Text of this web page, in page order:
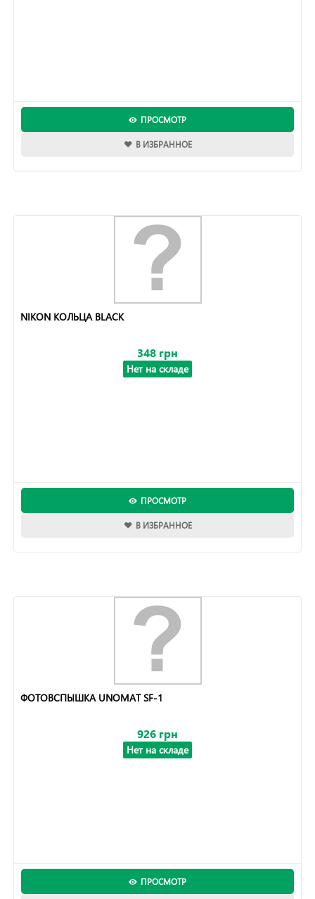
ПРОСМОТР
В ИЗБРАННОЕ
NIKON КОЛЬЦА BLACK
348 грн
Нет на складе
ПРОСМОТР
В ИЗБРАННОЕ
ФОТОВСПЫШКА UNOMAT SF-1
926 грн
Нет на складе
ПРОСМОТР